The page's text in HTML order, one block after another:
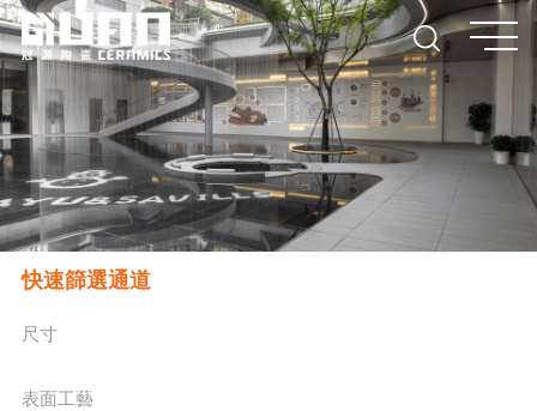
快速篩選通道
尺寸
表面工藝